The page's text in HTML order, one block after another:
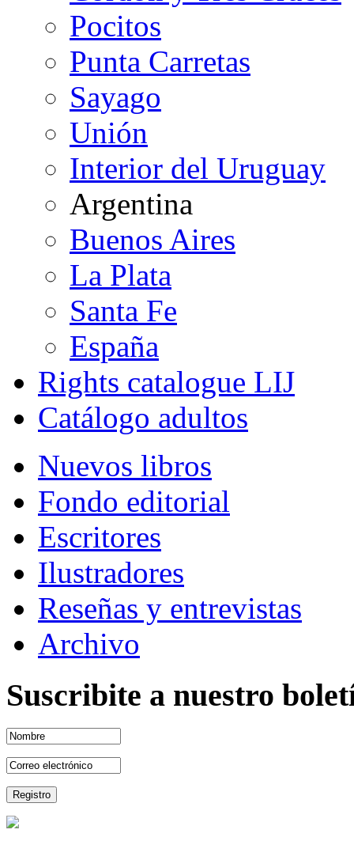
Pocitos
Punta Carretas
Sayago
Unión
Interior del Uruguay
Argentina
Buenos Aires
La Plata
Santa Fe
España
Rights catalogue LIJ
Catálogo adultos
Nuevos libros
Fondo editorial
Escritores
Ilustradores
Reseñas y entrevistas
Archivo
Suscribite a nuestro